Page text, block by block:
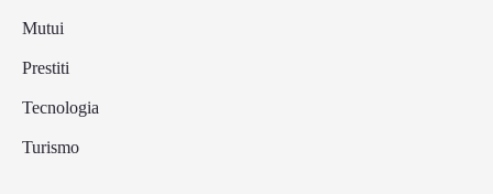
Mutui
Prestiti
Tecnologia
Turismo